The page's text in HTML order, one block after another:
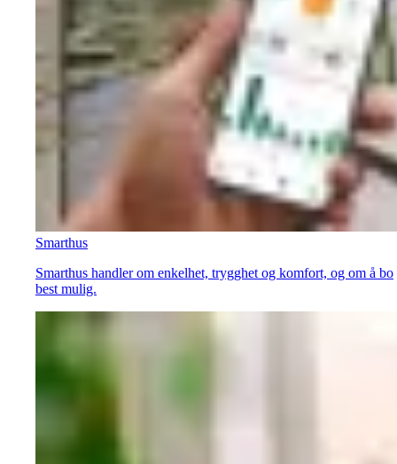
Smarthus
Smarthus handler om enkelhet, trygghet og komfort, og om å bo
best mulig.